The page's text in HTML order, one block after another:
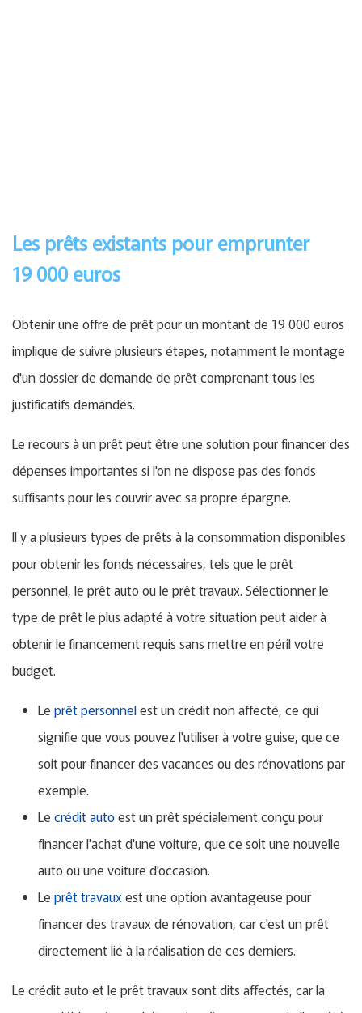
Les prêts existants pour emprunter
19 000 euros
Obtenir une offre de prêt pour un montant de 19 000 euros
implique de suivre plusieurs étapes, notamment le montage
d'un dossier de demande de prêt comprenant tous les
justificatifs demandés.
Le recours à un prêt peut être une solution pour financer des
dépenses importantes si l'on ne dispose pas des fonds
suffisants pour les couvrir avec sa propre épargne.
Il y a plusieurs types de prêts à la consommation disponibles
pour obtenir les fonds nécessaires, tels que le prêt
personnel, le prêt auto ou le prêt travaux. Sélectionner le
type de prêt le plus adapté à votre situation peut aider à
obtenir le financement requis sans mettre en péril votre
budget.
Le prêt personnelest un crédit non affecté, ce qui
signifie que vous pouvez l'utiliser à votre guise, que ce
soit pour financer des vacances ou des rénovations par
exemple.
Le crédit autoest un prêt spécialement conçu pour
financer l'achat d'une voiture, que ce soit une nouvelle
auto ou une voiture d'occasion.
Le prêt travauxest une option avantageuse pour
financer des travaux de rénovation, car c'est un prêt
directement lié à la réalisation de ces derniers.
Le crédit auto et le prêt travaux sont dits affectés, car la